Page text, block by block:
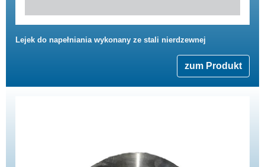
Lejek do napełniania wykonany ze stali nierdzewnej
zum Produkt